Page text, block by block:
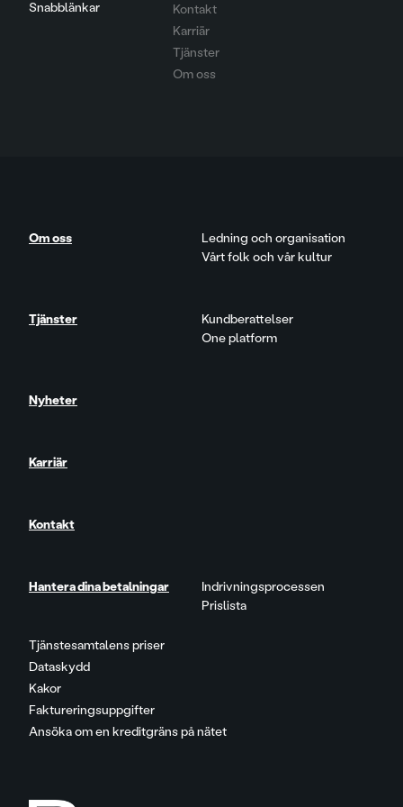
Snabblänkar
Kontakt
Karriär
Tjänster
Om oss
Tjänstesamtalens priser
Dataskydd
Kakor
Faktureringsuppgifter
Ansöka om en kreditgräns på nätet
Om oss
Ledning och organisation
Vårt folk och vår kultur
Tjänster
Kundberattelser
One platform
Nyheter
Karriär
Kontakt
Hantera dina betalningar
Indrivningsprocessen
Prislista